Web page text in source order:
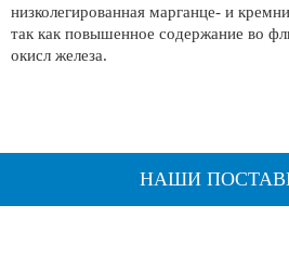
низколегированная марганце- и
так как повышенное содержание во
окисл железа.
НАШИ